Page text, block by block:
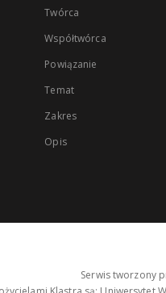
Twórca
Współtwórca
Powiązanie
Temat
Zakres
Opis
Serwis tworzony